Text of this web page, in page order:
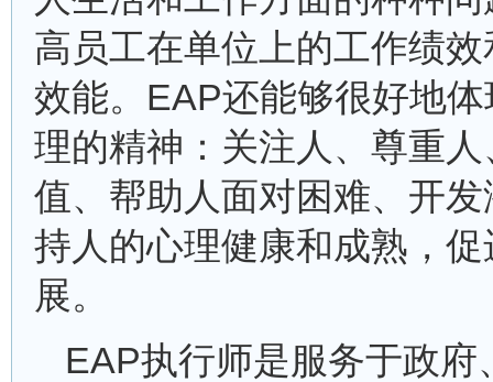
高员工在单位上的工作绩
效能。EAP还能够很好地
理的精神：关注人、尊重
值、帮助人面对困难、开
持人的心理健康和成熟，
展。
EAP执行师是服务于政府